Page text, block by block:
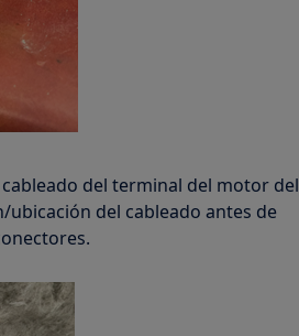
del terminal del motor del
ubicación del cableado antes de